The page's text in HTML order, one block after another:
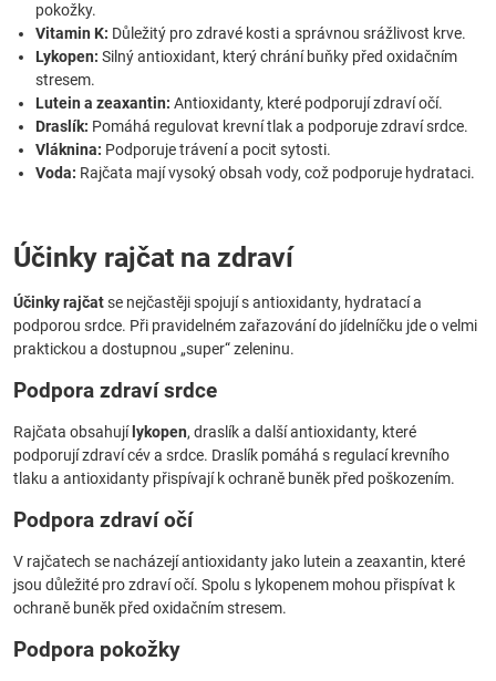
pokožky.
Vitamin K: Důležitý pro zdravé kosti a správnou srážlivost krve.
Lykopen: Silný antioxidant, který chrání buňky před oxidačním
stresem.
Lutein a zeaxantin: Antioxidanty, které podporují zdraví očí.
Draslík: Pomáhá regulovat krevní tlak a podporuje zdraví srdce.
Vláknina: Podporuje trávení a pocit sytosti.
Voda: Rajčata mají vysoký obsah vody, což podporuje hydrataci.
Účinky rajčat na zdraví
Účinky rajčatse nejčastěji spojují s antioxidanty, hydratací a
podporou srdce. Při pravidelném zařazování do jídelníčku jde o velmi
praktickou a dostupnou „super“ zeleninu.
Podpora zdraví srdce
Rajčata obsahují lykopen, draslík a další antioxidanty, které
podporují zdraví cév a srdce. Draslík pomáhá s regulací krevního
tlaku a antioxidanty přispívají k ochraně buněk před poškozením.
Podpora zdraví očí
V rajčatech se nacházejí antioxidanty jako lutein a zeaxantin, které
jsou důležité pro zdraví očí. Spolu s lykopenem mohou přispívat k
ochraně buněk před oxidačním stresem.
Podpora pokožky